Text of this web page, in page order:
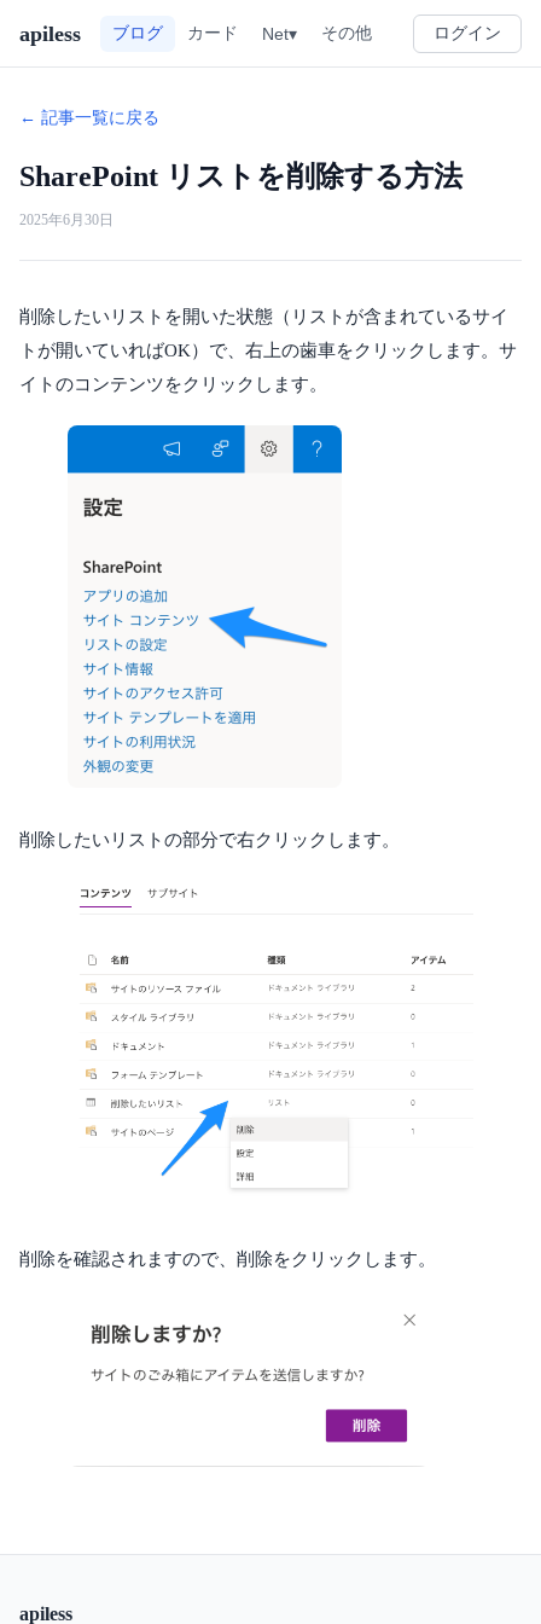
apiless ブログ カード Net▾ その他 ログイン
← 記事一覧に戻る
SharePoint リストを削除する方法
2025年6月30日
削除したいリストを開いた状態（リストが含まれているサイ
トが開いていればOK）で、右上の歯車をクリックします。サ
イトのコンテンツをクリックします。
削除したいリストの部分で右クリックします。
削除を確認されますので、削除をクリックします。
apiless